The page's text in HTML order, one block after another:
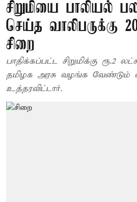
சிறுமியை பாலியல்
செய்த வாலிபருக்கு
சிறை
பாதிக்கப்பட்ட சிறுமிக்கு ரூ.2
தமிழக அரசு வழங்க வேண்டும்
உத்தரவிட்டார்.